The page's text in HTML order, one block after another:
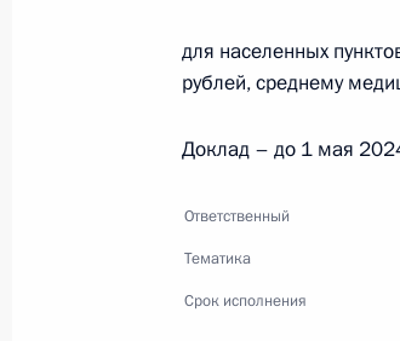
18 апреля 2024
Перечень поручений
Перечень
будущих технологий
для населенных
рублей, среднему
Доклад – до 1 мая
Ответственный
Тематика
Срок исполнения